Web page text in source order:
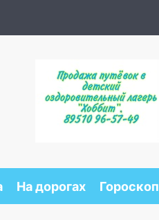
На дорогах Гороскоп